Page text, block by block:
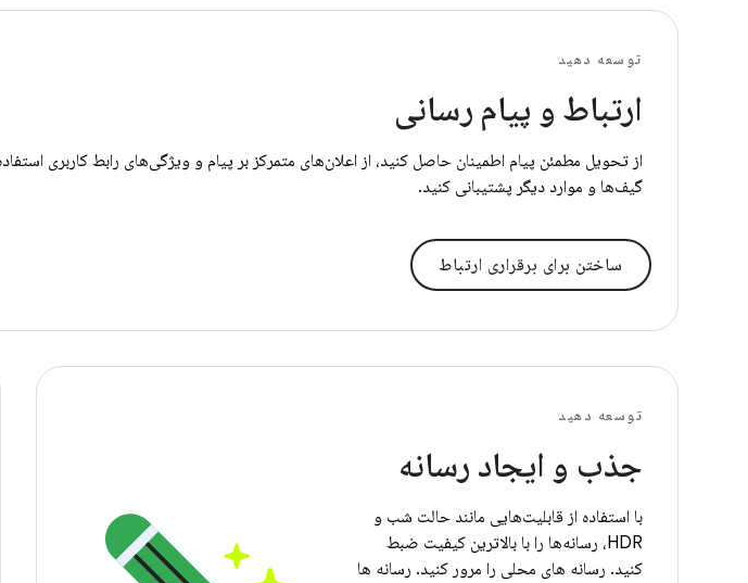
توسعه دهید
ارتباط و پیام رسانی
از تحویل مطمئن پیام اطمینان حاصل کنید، از اعلان‌های متمرکز بر پیام و ویژگی‌های رابط کاربری
گیف‌ها و موارد دیگر پشتیبانی کنید.
ساختن برای برقراری ارتباط
توسعه دهید
جذب و ایجاد رسانه
با استفاده از قابلیت‌هایی مانند حالت شب و
HDR، رسانه‌ها را با بالاترین کیفیت ضبط
کنید. رسانه های محلی را مرور کنید. رسانه ها